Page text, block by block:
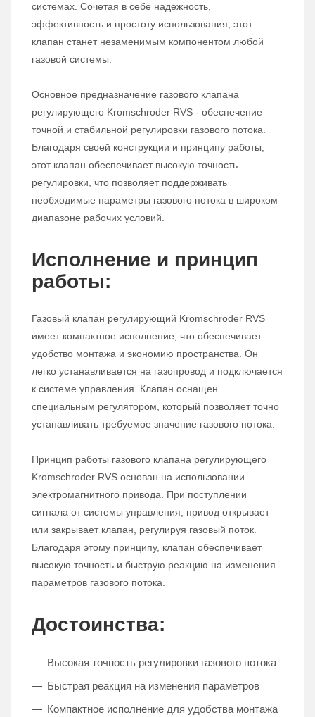
системах. Сочетая в себе надежность,
эффективность и простоту использования, этот
клапан станет незаменимым компонентом любой
газовой системы.
Основное предназначение газового клапана
регулирующего Kromschroder RVS - обеспечение
точной и стабильной регулировки газового потока.
Благодаря своей конструкции и принципу работы,
этот клапан обеспечивает высокую точность
регулировки, что позволяет поддерживать
необходимые параметры газового потока в широком
диапазоне рабочих условий.
Исполнение и принцип
работы:
Газовый клапан регулирующий Kromschroder RVS
имеет компактное исполнение, что обеспечивает
удобство монтажа и экономию пространства. Он
легко устанавливается на газопровод и подключается
к системе управления. Клапан оснащен
специальным регулятором, который позволяет точно
устанавливать требуемое значение газового потока.
Принцип работы газового клапана регулирующего
Kromschroder RVS основан на использовании
электромагнитного привода. При поступлении
сигнала от системы управления, привод открывает
или закрывает клапан, регулируя газовый поток.
Благодаря этому принципу, клапан обеспечивает
высокую точность и быструю реакцию на изменения
параметров газового потока.
Достоинства:
Высокая точность регулировки газового потока
Быстрая реакция на изменения параметров
Компактное исполнение для удобства монтажа